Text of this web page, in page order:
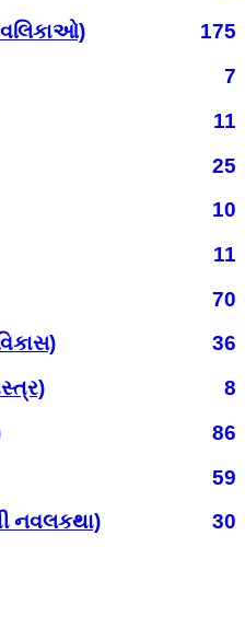
175
7
11
25
10
11
70
36
8
86
59
નવલકથા)
30